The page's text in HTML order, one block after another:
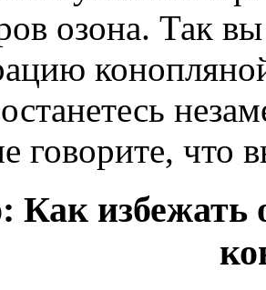
озона. Так
говорите, что
Как